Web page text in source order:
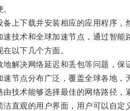
下载并安装相应的应用程序，
术和全球加速节点，通过智能
以下几个方面。
决网络延迟和丢包等问题，保
点分布广泛，覆盖全球各地，
术能够选择最佳的网络路径，
观的用户界面，用户可以自定